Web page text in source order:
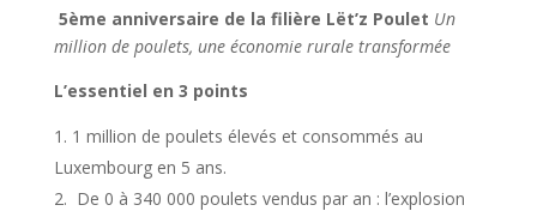
5ème anniversaire de la filière Lët’z Poulet Un
million de poulets, une économie rurale transformée
L’essentiel en 3 points
1 million de poulets élevés et consommés au
Luxembourg en 5 ans.
De 0 à 340 000 poulets vendus par an : l’explosion